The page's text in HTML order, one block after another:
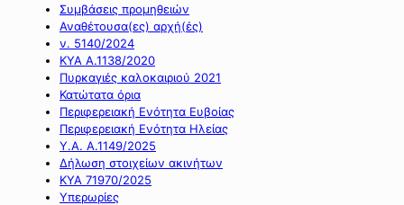
Συμβάσεις προμηθειών
Αναθέτουσα(ες) αρχή(ές)
ν. 5140/2024
ΚΥΑ Α.1138/2020
Πυρκαγιές καλοκαιριού 2021
Κατώτατα όρια
Περιφερειακή Ενότητα Ευβοίας
Περιφερειακή Ενότητα Ηλείας
Υ.Α. Α.1149/2025
Δήλωση στοιχείων ακινήτων
ΚΥΑ 71970/2025
Υπερωρίες